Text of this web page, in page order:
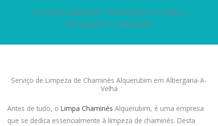
Assistência, Reparação e Manutenção de Caldeira,
Recuperador e Salamandra
Serviço de Limpeza de Chaminés Alquerubim em Albergaria-A-
Velha
Antes de tudo, o Limpa Chaminés Alquerubim, é uma empresa
que se dedica essencialmente à limpeza de chaminés. Desta